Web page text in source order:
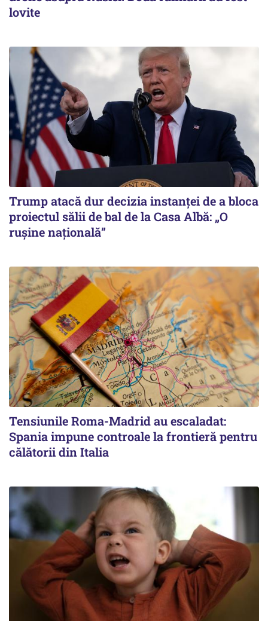
lovite
Trump atacă dur decizia instanţei de a bloca
proiectul sălii de bal de la Casa Albă: „O
ruşine naţională”
Tensiunile Roma-Madrid au escaladat:
Spania impune controale la frontieră pentru
călătorii din Italia